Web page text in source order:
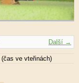
Další →
(čas ve vteřinách)